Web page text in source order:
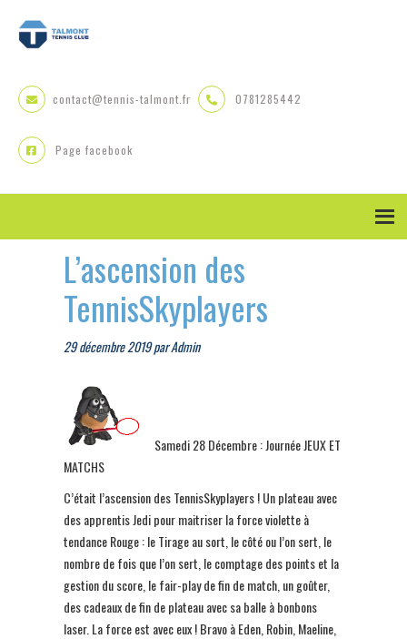
primary
main
primary
contact@tennis-talmont.fr 0781285442
Page facebook
L’ascension des
TennisSkyplayers
29 décembre 2019parAdmin
Samedi 28 Décembre : Journée JEUX ET
MATCHS
C’était l’ascension des TennisSkyplayers ! Un plateau avec
des apprentis Jedi pour maitriser la force violette à
tendance Rouge : le Tirage au sort, le côté ou l’on sert, le
nombre de fois que l’on sert, le comptage des points et la
gestion du score, le fair-play de fin de match, un goûter,
des cadeaux de fin de plateau avec sa balle à bonbons
laser. La force est avec eux ! Bravo à Eden, Robin, Maeline,